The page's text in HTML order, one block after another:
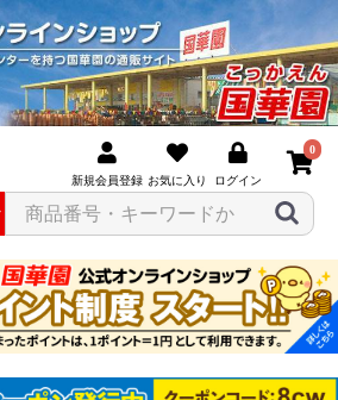
新規会員登録 お気に入り ログイン
0